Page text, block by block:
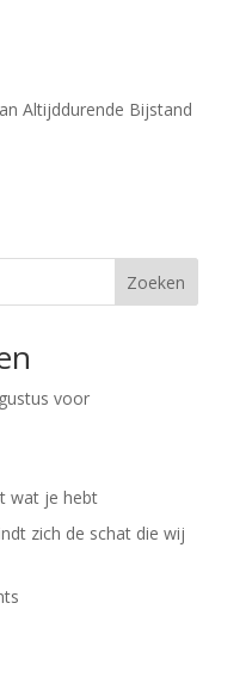
Altijddurende Bijstand
Zoeken
voor
wat je hebt
zich de schat die wij